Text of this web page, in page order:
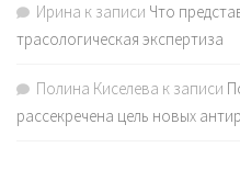
Ирина к записи Что
трасологическая экспертиза
Полина Киселева к записи
рассекречена цель новых